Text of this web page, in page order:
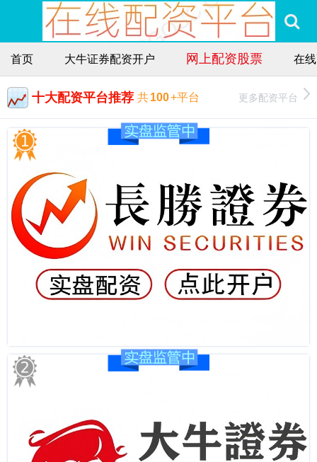
首页 大牛证券配资开户 网上配资股票 在
十大配资平台推荐 共100+平台 更多配资平台